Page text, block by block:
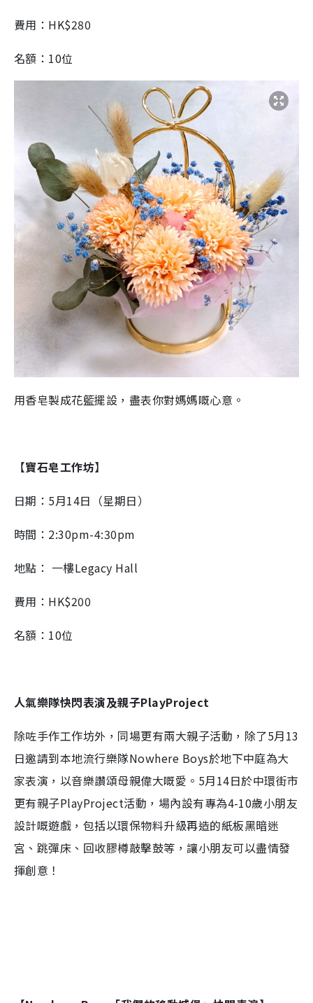
費用：HK$280
名額：10位
用香皂製成花籃擺設，盡表你對媽媽嘅心意。
【寶石皂工作坊】
日期：5月14日（星期日）
時間：2:30pm-4:30pm
地點： 一樓Legacy Hall
費用：HK$200
名額：10位
人氣樂隊快閃表演及親子PlayProject
除咗手作工作坊外，同場更有兩大親子活動，除了5月13
日邀請到本地流行樂隊Nowhere Boys於地下中庭為大
家表演，以音樂讚頌母親偉大嘅愛。5月14日於中環街市
更有親子PlayProject活動，場內設有專為4-10歲小朋友
設計嘅遊戲，包括以環保物料升級再造的紙板黑暗迷
宮、跳彈床、回收膠樽敲擊鼓等，讓小朋友可以盡情發
揮創意！